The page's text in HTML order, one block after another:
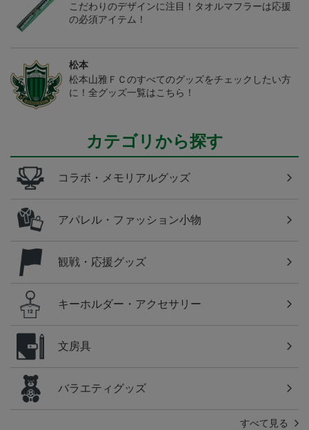
こだわりのデザインに注目！タオルマフラーは応援
の必須アイテム！
松本
松本山雅ＦＣのすべてのグッズをチェックしたい方
に！全グッズ一覧はこちら！
カテゴリから探す
コラボ・メモリアルグッズ
アパレル・ファッション小物
観戦・応援グッズ
キーホルダー・アクセサリー
文房具
バラエティグッズ
すべて見る